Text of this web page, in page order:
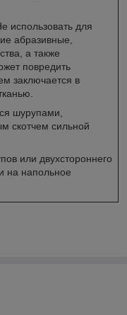
использовать для
абразивные,
а также
повредить
заключается в
шурупами,
скотчем сильной
или двухстороннего
на напольное